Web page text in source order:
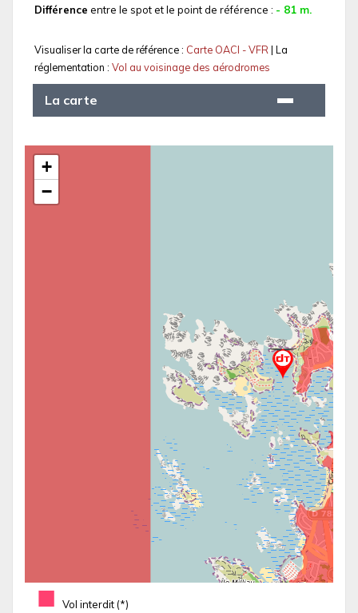
Différence entre le spot et le point de référence : - 81 m.
Visualiser la carte de référence : Carte OACI - VFR| La
réglementation : Vol au voisinage des aérodromes
La carte
■ Vol interdit (*)